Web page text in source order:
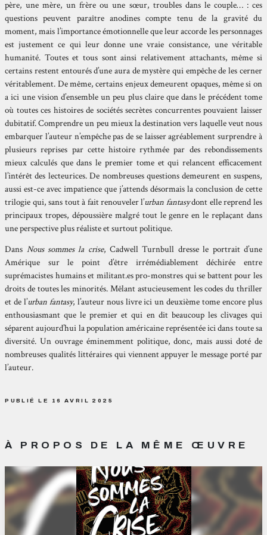
père, une mère, un frère ou une sœur, troubles dans le couple… : ces
questions peuvent paraître anodines compte tenu de la gravité du
moment, mais l’importance émotionnelle que leur accorde les personnages
est justement ce qui leur donne une vraie consistance, une véritable
humanité. Toutes et tous sont ainsi relativement attachants, même si
certains restent entourés d’une aura de mystère qui empêche de les cerner
véritablement. De même, certains enjeux demeurent opaques, même si on
a ici une vision d’ensemble un peu plus claire que dans le précédent tome
où toutes ces histoires de sociétés secrètes concurrentes pouvaient laisser
dubitatif. Comprendre un peu mieux la destination vers laquelle veut nous
embarquer l’auteur n’empêche pas de se laisser agréablement surprendre à
plusieurs reprises par cette histoire rythmée par des rebondissements
mieux calculés que dans le premier tome et qui relancent efficacement
l’intérêt des lecteurices. De nombreuses questions demeurent en suspens,
aussi est-ce avec impatience que j’attends désormais la conclusion de cette
trilogie qui, sans tout à fait renouveler l’urban fantasydont elle reprend les
principaux tropes, dépoussière malgré tout le genre en le replaçant dans
une perspective plus réaliste et surtout politique.
Dans Nous sommes la crise, Cadwell Turnbull dresse le portrait d’une
Amérique sur le point d’être irrémédiablement déchirée entre
suprémacistes humains et militant.es pro-monstres qui se battent pour les
droits de toutes les minorités. Mêlant astucieusement les codes du thriller
et de l’urban fantasy, l’auteur nous livre ici un deuxième tome encore plus
enthousiasmant que le premier et qui en dit beaucoup les clivages qui
séparent aujourd’hui la population américaine représentée ici dans toute sa
diversité. Un ouvrage éminemment politique, donc, mais aussi doté de
nombreuses qualités littéraires qui viennent appuyer le message porté par
l’auteur.
PUBLIÉ LE 16 AVRIL 2025
À PROPOS DE LA MÊME ŒUVRE